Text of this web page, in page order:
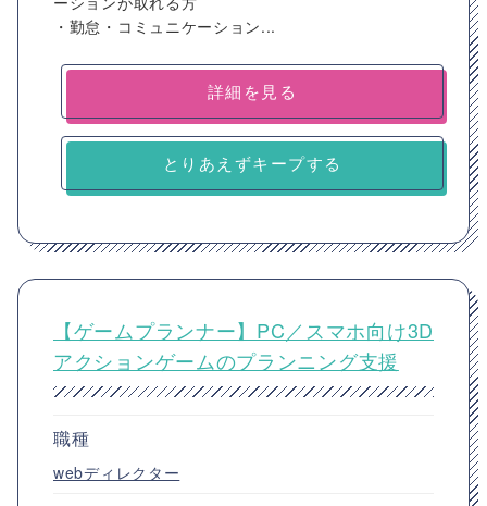
・勤怠・コミュニケーション...
詳細を見る
とりあえずキープする
【ゲームプランナー】PC／スマホ向け3D
アクションゲームのプランニング支援
職種
webディレクター